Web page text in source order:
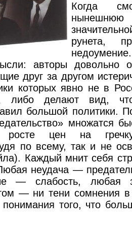
Когда
рунета,
авторы довольно
друг за другом
которых явно не в
либо делают вид,
большой политики.
множатся
цен на гречку
по всему, так и не
Каждый мнит себя
неудача —
— слабость, любая
— ни тени сомнения в
того, что